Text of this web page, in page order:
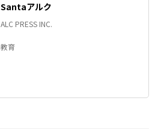
Santaアルク
ALC PRESS INC.
教育